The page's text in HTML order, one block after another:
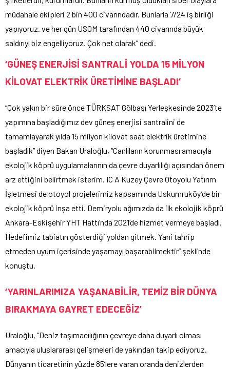
müdahale ekipleri 2 bin 400 civarındadır. Bunlarla 7/24 iş birliği
yapıyoruz. ve her gün USOM tarafından 440 civarında büyük
saldırıyı biz engelliyoruz. Çok net olarak” dedi.
‘GÜNEŞ ENERJİSİ SANTRALİ YOLDA 15 MİLYON
KİLOVAT ELEKTRİK ÜRETİMİNE BAŞLADI’
“Çok yakın bir süre önce TÜRKSAT Gölbaşı Yerleşkesinde 2023’te
yapımına başladığımız dev güneş enerjisi santralini de
tamamlayarak yılda 15 milyon kilovat saat elektrik üretimine
başladık” diyen Bakan Uraloğlu, “Canlıların korunması amacıyla
ekolojik köprü uygulamalarının da çevre duyarlılığı açısından önem
arz ettiğini belirtmek isterim. IC A Kuzey Çevre Otoyolu Yatırım
İşletmesi de otoyol projelerimiz kapsamında Uskumruköy’de bir
ekolojik köprü inşa etti. Demiryolu ağımızda da ilk ekolojik köprü
Ankara-Eskişehir YHT Hattı’nda 2021’de hizmet vermeye başladı.
Hedefimiz tabiatın gösterdiği yoldan gitmek. Yani tahrip
etmeden uyum içerisinde yaşamayı başarabilmektir” şeklinde
konuştu.
‘YARINLARIMIZA YAŞANABİLİR, TEMİZ BİR DÜNYA
BIRAKMAYA GAYRET EDECEĞİZ’
Uraloğlu, “Deniz taşımacılığının çevreye daha duyarlı olması
amacıyla uluslararası gelişmeleri de yakından takip ediyoruz.
Dünyanın ticaretinin yüzde 85’lere varan oranda denizlerden